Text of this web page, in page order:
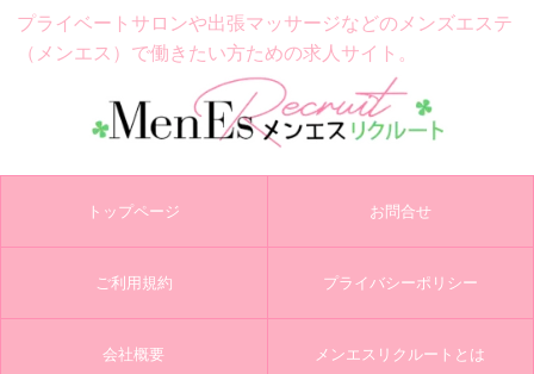
プライベートサロンや出張マッサージなどの メンズエステ
（メンエス）で働きたい方ための求人サイト。
トップページ お問合せ
ご利用規約 プライバシーポリシー
会社概要 メンエスリクルートとは